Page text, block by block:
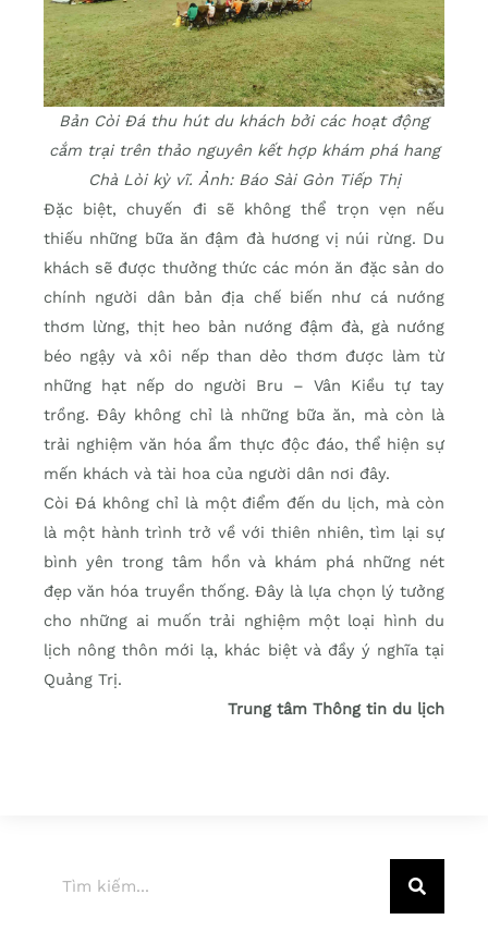
Bản Còi Đá thu hút du khách bởi các hoạt động
cắm trại trên thảo nguyên kết hợp khám phá hang
Chà Lòi kỳ vĩ. Ảnh: Báo Sài Gòn Tiếp Thị
Đặc biệt, chuyến đi sẽ không thể trọn vẹn nếu
thiếu những bữa ăn đậm đà hương vị núi rừng. Du
khách sẽ được thưởng thức các món ăn đặc sản do
chính người dân bản địa chế biến như cá nướng
thơm lừng, thịt heo bản nướng đậm đà, gà nướng
béo ngậy và xôi nếp than dẻo thơm được làm từ
những hạt nếp do người Bru – Vân Kiều tự tay
trồng. Đây không chỉ là những bữa ăn, mà còn là
trải nghiệm văn hóa ẩm thực độc đáo, thể hiện sự
mến khách và tài hoa của người dân nơi đây.
Còi Đá không chỉ là một điểm đến du lịch, mà còn
là một hành trình trở về với thiên nhiên, tìm lại sự
bình yên trong tâm hồn và khám phá những nét
đẹp văn hóa truyền thống. Đây là lựa chọn lý tưởng
cho những ai muốn trải nghiệm một loại hình du
lịch nông thôn mới lạ, khác biệt và đầy ý nghĩa tại
Quảng Trị.
Trung tâm Thông tin du lịch